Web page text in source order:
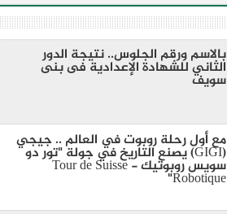
بالاسم ورقم الجلوس.. نتيجة الدور
الثاني للشهادة الإعدادية فى بنى
سويف
مع أول رحلة روبوت في العالم .. جيجي
(GIGI) يصنع التاريخ في جولة "تور دو
سويس روبوتيك - Tour de Suisse
Robotique"